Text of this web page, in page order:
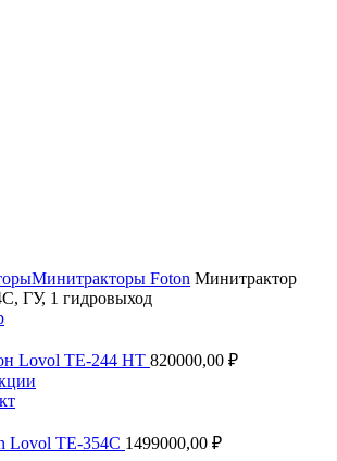
Минитракторы Foton Минитрактор
ГУ, 1 гидровыход
Lovol TE-244 HT 820000,00 ₽
Lovol TE-354C 1499000,00 ₽